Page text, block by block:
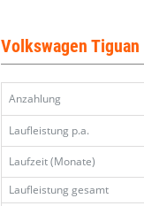
Volkswagen Tiguan
Anzahlung
Laufleistung p.a.
Laufzeit (Monate)
Laufleistung gesamt